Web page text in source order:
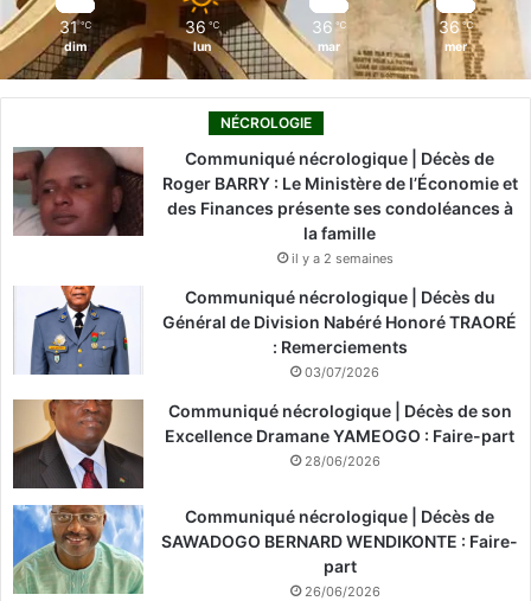
31 ℃
dim
36 ℃
lun
36 ℃
mar
36 ℃
mer
NÉCROLOGIE
Communiqué nécrologique | Décès de
Roger BARRY : Le Ministère de l’Économie et
des Finances présente ses condoléances à
la famille
il y a 2 semaines
Communiqué nécrologique | Décès du
Général de Division Nabéré Honoré TRAORÉ
: Remerciements
03/07/2026
Communiqué nécrologique | Décès de son
Excellence Dramane YAMEOGO : Faire-part
28/06/2026
Communiqué nécrologique | Décès de
SAWADOGO BERNARD WENDIKONTE : Faire-
part
26/06/2026